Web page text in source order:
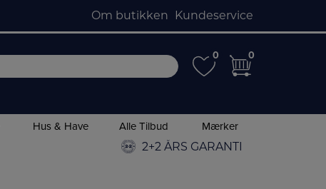
Om butikken Kundeservice
0
0 0
0
Hus & Have Alle Tilbud Mærker
2+2 ÅRS GARANTI